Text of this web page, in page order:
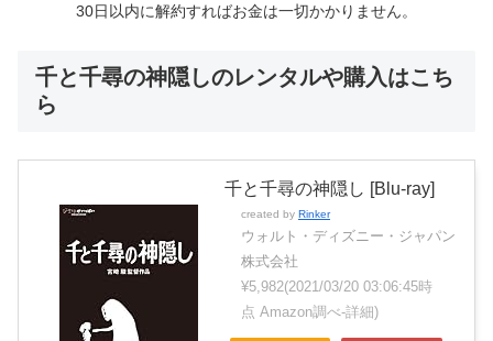
30日以内に解約すればお金は一切かかりません。
千と千尋の神隠しのレンタルや購入はこち
ら
千と千尋の神隠し [Blu-ray]
created by Rinker
ウォルト・ディズニー・ジャパン
株式会社
¥5,982(2021/03/20 03:06:45時
点 Amazon調べ-詳細)